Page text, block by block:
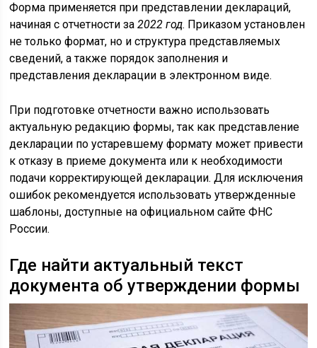
Форма применяется при представлении деклараций,
начиная с отчетности за2022 год. Приказом установлен
не только формат, но и структура представляемых
сведений, а также порядок заполнения и
представления декларации в электронном виде.
При подготовке отчетности важно использовать
актуальную редакцию формы, так как представление
декларации по устаревшему формату может привести
к отказу в приеме документа или к необходимости
подачи корректирующей декларации. Для исключения
ошибок рекомендуется использовать утвержденные
шаблоны, доступные на официальном сайте ФНС
России.
Где найти актуальный текст
документа об утверждении формы